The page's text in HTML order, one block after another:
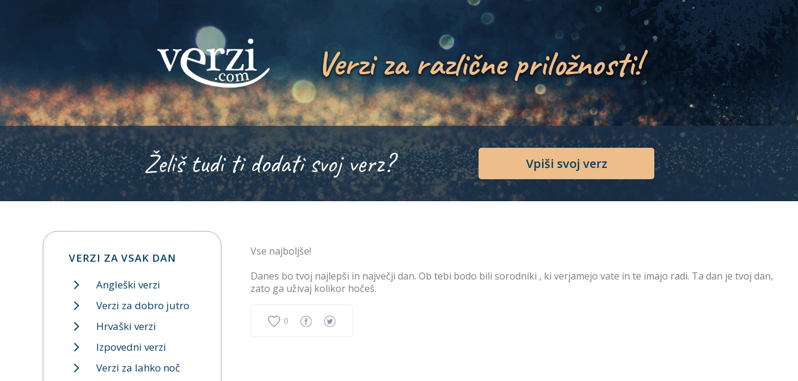
Verzi za različne priložnosti!
Želiš tudi ti dodati svoj verz? Vpiši svoj verz
Vse najboljše!
Danes bo tvoj najlepši in največji dan. Ob tebi bodo bili sorodniki , ki verjamejo vate in te imajo radi. Ta dan je tvoj dan,
zato ga uživaj kolikor hočeš.
0
VERZI ZA VSAK DAN
Angleški verzi
Verzi za dobro jutro
Hrvaški verzi
Izpovedni verzi
Verzi za lahko noč